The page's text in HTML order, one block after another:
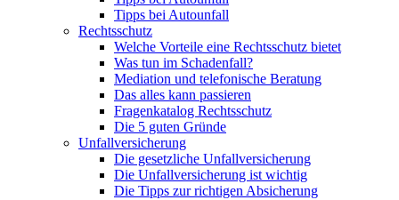
Tipps bei Autounfall
Rechtsschutz
Welche Vorteile eine Rechtsschutz bietet
Was tun im Schadenfall?
Mediation und telefonische Beratung
Das alles kann passieren
Fragenkatalog Rechtsschutz
Die 5 guten Gründe
Unfallversicherung
Die gesetzliche Unfallversicherung
Die Unfallversicherung ist wichtig
Die Tipps zur richtigen Absicherung